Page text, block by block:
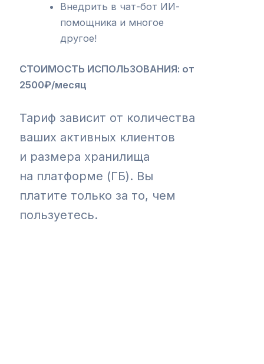
Внедрить в чат-бот ИИ-
помощника и многое
другое!
СТОИМОСТЬ ИСПОЛЬЗОВАНИЯ: от
2500₽/месяц
Тариф зависит от количества
ваших активных клиентов
и размера хранилища
на платформе (ГБ). Вы
платите только за то, чем
пользуетесь.